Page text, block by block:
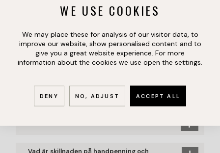
bedömning, så det är alltid bra att ha ett lånelöfte
Kan jag köpa en bostad och hyra ut den i andra
hand?
Kan jag köpa en ny bostad innan jag sålt min
nuvarande?
Vad är skillnaden på handpenning och
WE USE COOKIES
We may place these for analysis of our visitor data, to
improve our website, show personalised content and to
give you a great website experience. For more
information about the cookies we use open the settings.
DENY NO, ADJUST ACCEPT ALL